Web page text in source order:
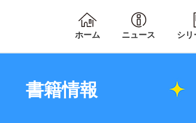
ホーム ニュース シリ
書籍情報